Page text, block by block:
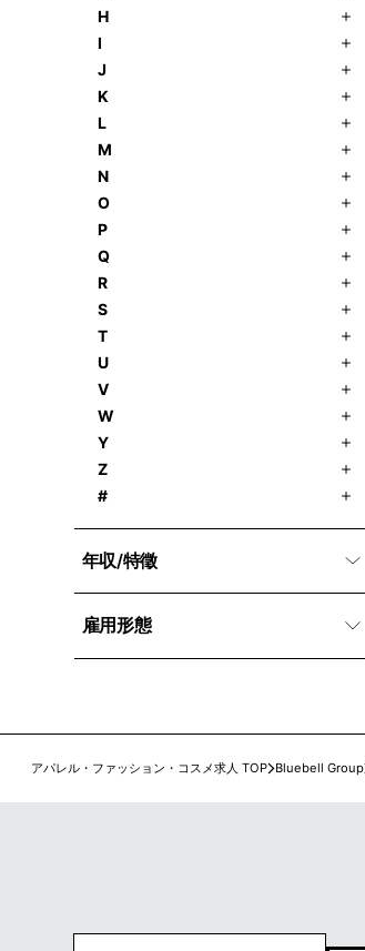
H
I
J
K
L
M
N
O
P
Q
R
S
T
U
V
W
Y
Z
#
年収/特徵
雇用形態
アパレル・ファッション・コスメ求人 TOP Bluebell Group